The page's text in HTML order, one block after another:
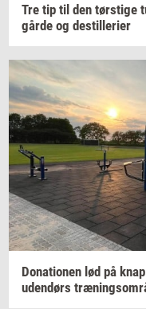
Tre tip til den tørsti­ge
går­de og destil­le­ri­er
Do­na­tio­nen lød på knap
uden­dørs